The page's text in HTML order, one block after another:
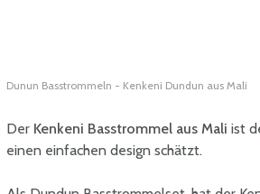
Dunun Basstrommeln - Kenkeni Dundun aus Mali
Der Kenkeni Basstrommel aus Mali ist
einen einfachen design schätzt.